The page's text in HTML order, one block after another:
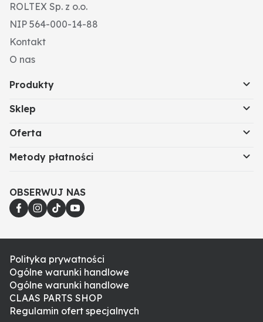
ROLTEX Sp. z o.o.
NIP 564-000-14-88
Kontakt
O nas
Produkty
Sklep
Oferta
Metody płatności
OBSERWUJ NAS
Polityka prywatności
Ogólne warunki handlowe
Ogólne warunki handlowe
CLAAS PARTS SHOP
Regulamin ofert specjalnych